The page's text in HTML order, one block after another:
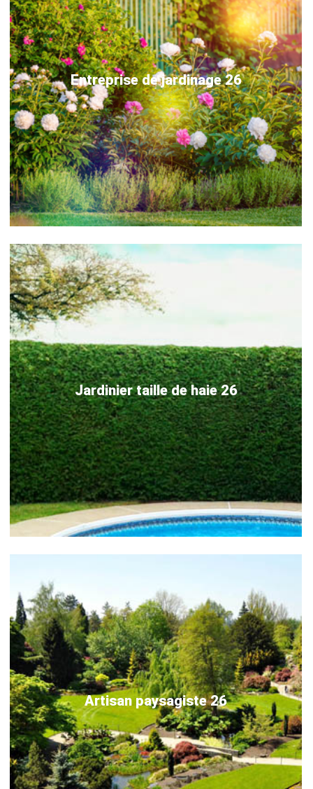
Entreprise de jardinage 26
Jardinier taille de haie 26
Artisan paysagiste 26